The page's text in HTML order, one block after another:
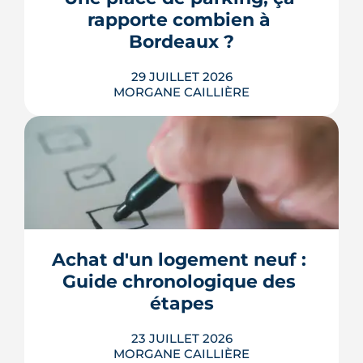
point, à jour de juillet 2026, sur vos
droits et ...
LIRE L'ARTICLE
rapporte combien à
Bordeaux ?
29 JUILLET 2026
MORGANE CAILLIÈRE
Combien rapporte une place de
parking à Bordeaux ? Prix de location
par quartier, calcul du rendement,
louer.
LIRE L'ARTICLE
Achat d'un logement neuf :
Guide chronologique des
étapes
23 JUILLET 2026
MORGANE CAILLIÈRE